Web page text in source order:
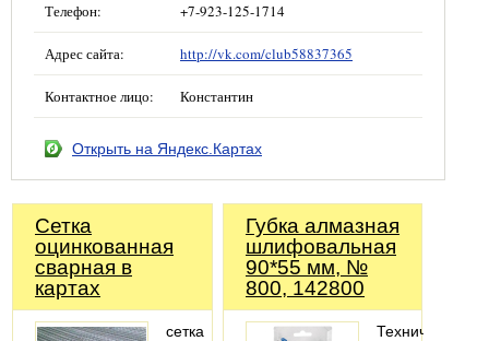
Телефон: +7-923-125-1714
Адрес сайта: http://vk.com/club58837365
Контактное лицо: Константин
Открыть на Яндекс.Картах
Сетка
оцинкованная
сварная в
картах
сетка
Губка алмазная
шлифовальная
90*55 мм, №
800, 142800
Технические